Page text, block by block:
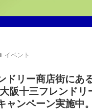
イベント
ドリー商店街にあ
阪十三フレンドリ
ャンペーン実施中。